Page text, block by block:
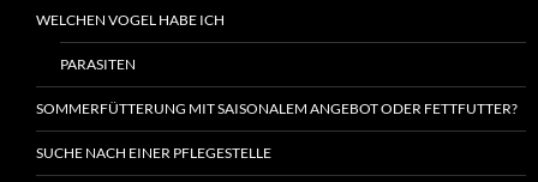
WELCHEN VOGEL HABE ICH
PARASITEN
SOMMERFÜTTERUNG MIT SAISONALEM ANGEBOT ODER FETTFUTTER?
SUCHE NACH EINER PFLEGESTELLE